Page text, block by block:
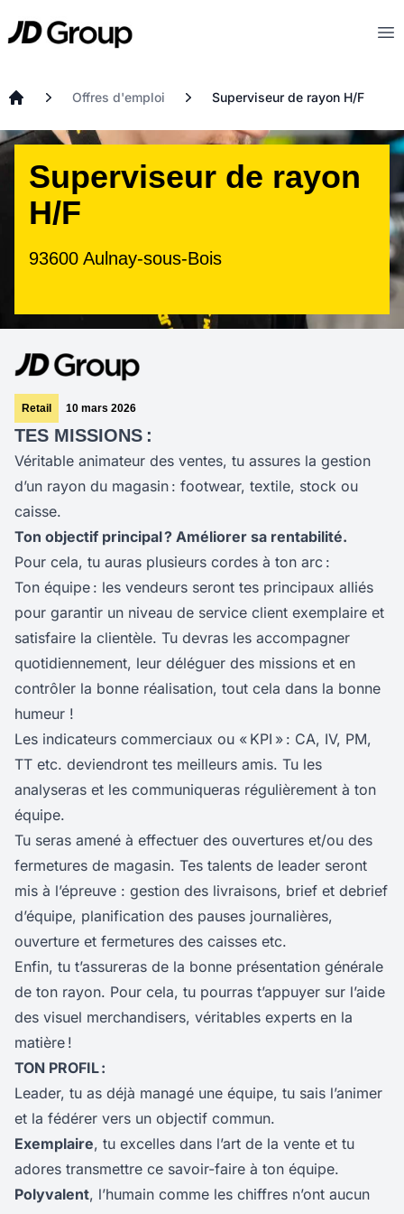
JD
Offres d'emploi Superviseur de rayon H/F
Superviseur de rayon
H/F
93600 Aulnay-sous-Bois
Retail 10 mars 2026
TES MISSIONS :
Véritable animateur des ventes, tu assures la gestion
d’un rayon du magasin : footwear, textile, stock ou
caisse.
Ton objectif principal ? Améliorer sa rentabilité.
Pour cela, tu auras plusieurs cordes à ton arc :
Ton équipe : les vendeurs seront tes principaux alliés
pour garantir un niveau de service client exemplaire et
satisfaire la clientèle. Tu devras les accompagner
quotidiennement, leur déléguer des missions et en
contrôler la bonne réalisation, tout cela dans la bonne
humeur !
Les indicateurs commerciaux ou « KPI » : CA, IV, PM,
TT etc. deviendront tes meilleurs amis. Tu les
analyseras et les communiqueras régulièrement à ton
équipe.
Tu seras amené à effectuer des ouvertures et/ou des
fermetures de magasin. Tes talents de leader seront
mis à l’épreuve : gestion des livraisons, brief et debrief
d’équipe, planification des pauses journalières,
ouverture et fermetures des caisses etc.
Enfin, tu t’assureras de la bonne présentation générale
de ton rayon. Pour cela, tu pourras t’appuyer sur l’aide
des visuel merchandisers, véritables experts en la
matière !
TON PROFIL :
Leader, tu as déjà managé une équipe, tu sais l’animer
et la fédérer vers un objectif commun.
Exemplaire, tu excelles dans l’art de la vente et tu
adores transmettre ce savoir-faire à ton équipe.
Polyvalent, l’humain comme les chiffres n’ont aucun